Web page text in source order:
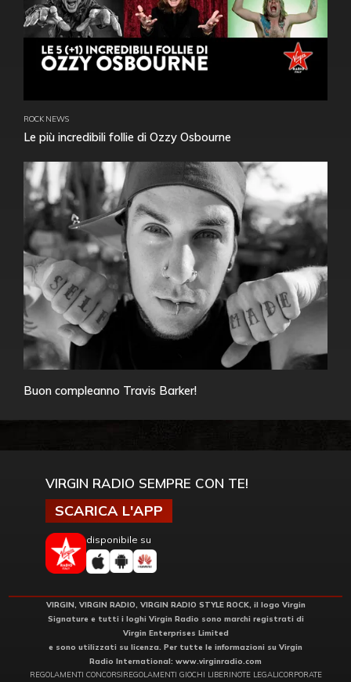
ROCK NEWS
Le più incredibili follie di Ozzy Osbourne
Buon compleanno Travis Barker!
VIRGIN RADIO SEMPRE CON TE!
SCARICA L'APP
disponibile su
VIRGIN, VIRGIN RADIO, VIRGIN RADIO STYLE ROCK, il logo Virgin
Signature e tutti i loghi Virgin Radio sono marchi registrati di
Virgin Enterprises Limited
e sono utilizzati su licenza. Per tutte le informazioni su Virgin
Radio International: www.virginradio.com
REGOLAMENTI CONCORSIREGOLAMENTI GIOCHI LIBERINOTE LEGALICORPORATE